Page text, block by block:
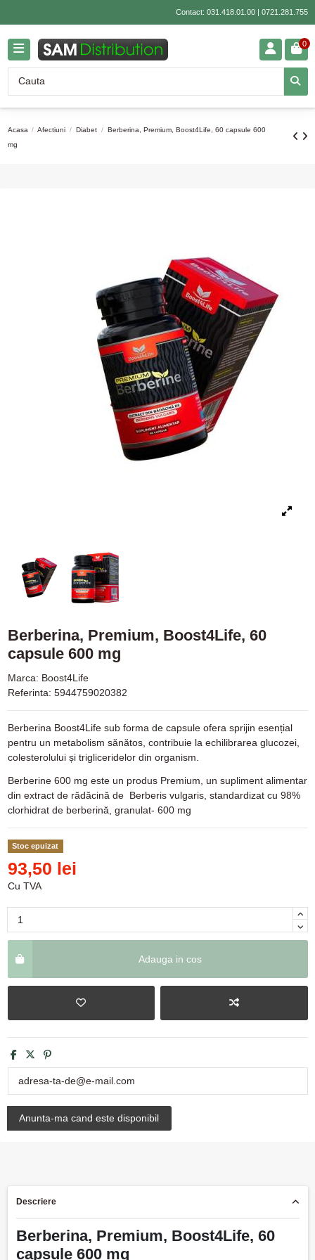
Contact: 031.418.01.00| 0721.281.755
0
Acasa Afectiuni Diabet
Berberina, Premium, Boost4Life, 60 capsule 600
mg
Berberina, Premium, Boost4Life, 60
capsule 600 mg
Marca: Boost4Life
Referinta: 5944759020382
Berberina Boost4Life sub forma de capsule ofera sprijin esențial
pentru un metabolism sănătos, contribuie la echilibrarea glucozei,
colesterolului și trigliceridelor din organism.
Berberine 600 mg este un produs Premium, un supliment alimentar
din extract de rădăcină de Berberis vulgaris, standardizat cu 98%
clorhidrat de berberină, granulat- 600 mg
Stoc epuizat
93,50 lei
Cu TVA
Adauga in cos
Descriere
Berberina, Premium, Boost4Life, 60
capsule 600 mg